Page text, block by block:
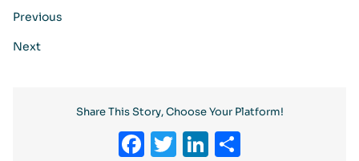
Previous
Next
Share This Story, Choose Your Platform!
Facebook
Twitter
LinkedIn